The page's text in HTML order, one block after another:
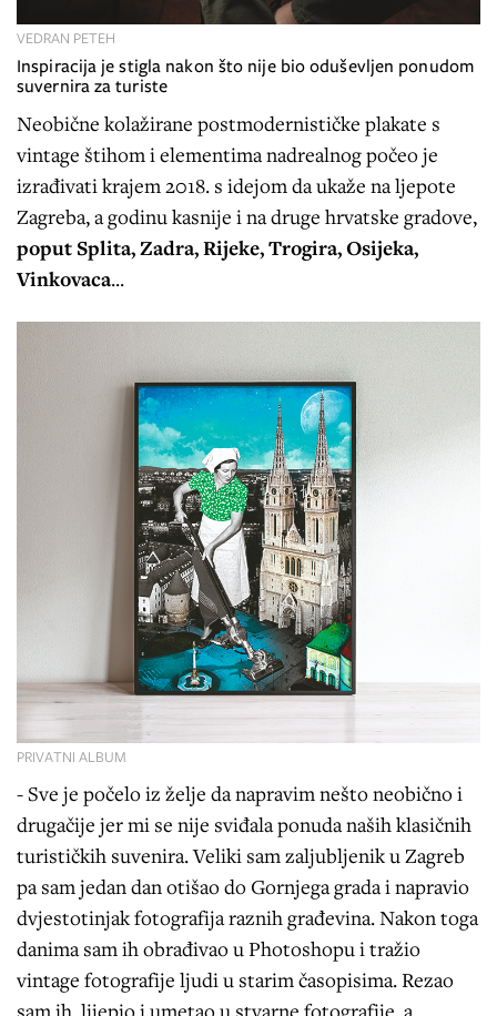
VEDRAN PETEH
Inspiracija je stigla nakon što nije bio oduševljen ponudom
suvernira za turiste
Neobične kolažirane postmodernističke plakate s
vintage štihom i elementima nadrealnog počeo je
izrađivati krajem 2018. s idejom da ukaže na ljepote
Zagreba, a godinu kasnije i na druge hrvatske gradove,
poput Splita, Zadra, Rijeke, Trogira, Osijeka,
Vinkovaca...
PRIVATNI ALBUM
- Sve je počelo iz želje da napravim nešto neobično i
drugačije jer mi se nije sviđala ponuda naših klasičnih
turističkih suvenira. Veliki sam zaljubljenik u Zagreb
pa sam jedan dan otišao do Gornjega grada i napravio
dvjestotinjak fotografija raznih građevina. Nakon toga
danima sam ih obrađivao u Photoshopu i tražio
vintage fotografije ljudi u starim časopisima. Rezao